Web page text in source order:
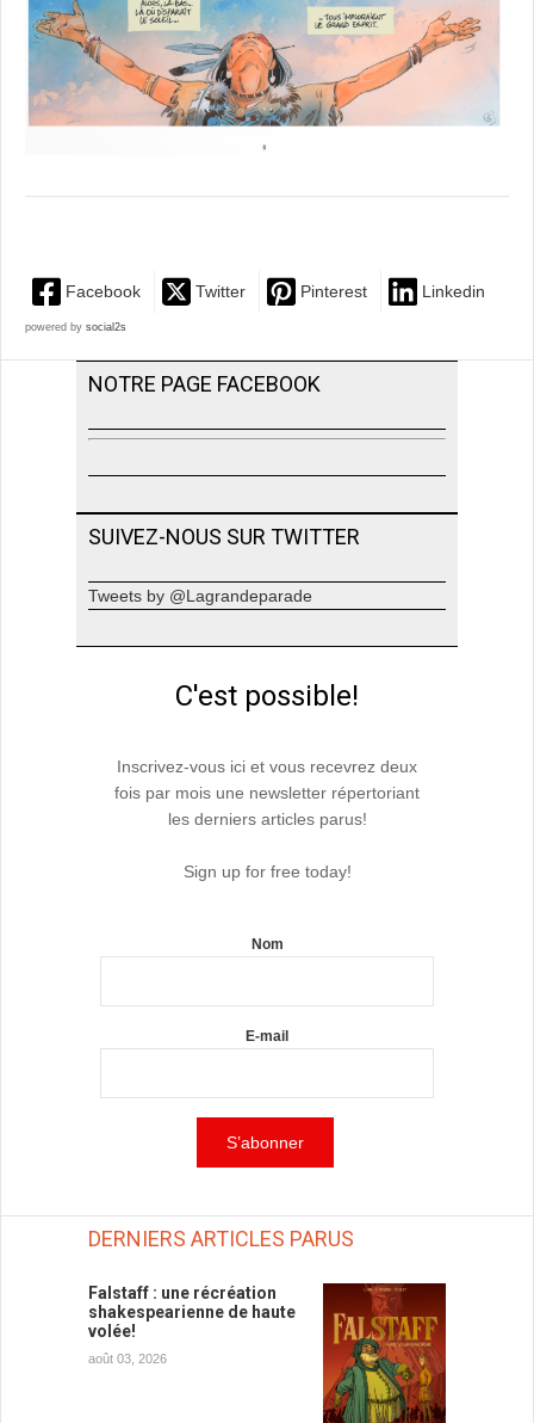
Facebook Twitter Pinterest Linkedin
powered by social2s
NOTRE PAGE FACEBOOK
SUIVEZ-NOUS SUR TWITTER
Tweets by @Lagrandeparade
C'est possible!
Inscrivez-vous ici et vous recevrez deux
fois par mois une newsletter répertoriant
les derniers articles parus!
Sign up for free today!
Nom
E-mail
DERNIERS ARTICLES PARUS
Falstaff : une récréation
shakespearienne de haute
volée!
août 03, 2026